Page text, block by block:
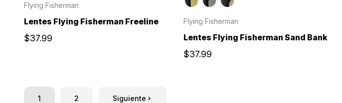
Flying Fisherman
Lentes Flying Fisherman Freeline
$37.99
Flying Fisherman
Lentes Flying Fisherman Sand Bank
$37.99
1 2 Siguiente